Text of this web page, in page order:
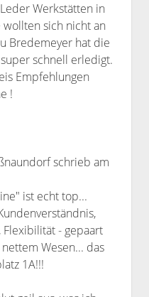
Werkstätten in
sich nicht an
Bredemeyer hat die
schnell erledigt.
Empfehlungen
!
schrieb am
ist echt top...
Flexibilität - gepaart
Wesen... das
1A!!!